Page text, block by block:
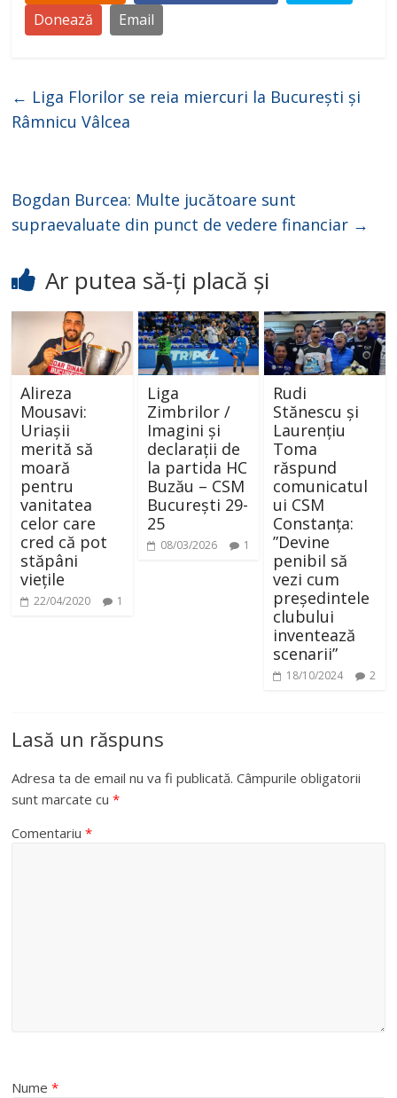
Donează
Email
← Liga Florilor se reia miercuri la București și
Râmnicu Vâlcea
Bogdan Burcea: Multe jucătoare sunt
supraevaluate din punct de vedere financiar →
Ar putea să-ți placă și
Alireza
Mousavi:
Uriașii
merită să
moară
pentru
vanitatea
celor care
cred că pot
stăpâni
viețile
22/04/2020 1
Liga
Zimbrilor /
Imagini și
declarații de
la partida HC
Buzău – CSM
București 29-
25
08/03/2026 1
Rudi
Stănescu și
Laurențiu
Toma
răspund
comunicatul
ui CSM
Constanța:
”Devine
penibil să
vezi cum
președintele
clubului
inventează
scenarii”
18/10/2024 2
Lasă un răspuns
Adresa ta de email nu va fi publicată. Câmpurile obligatorii
sunt marcate cu*
Comentariu*
Nume*